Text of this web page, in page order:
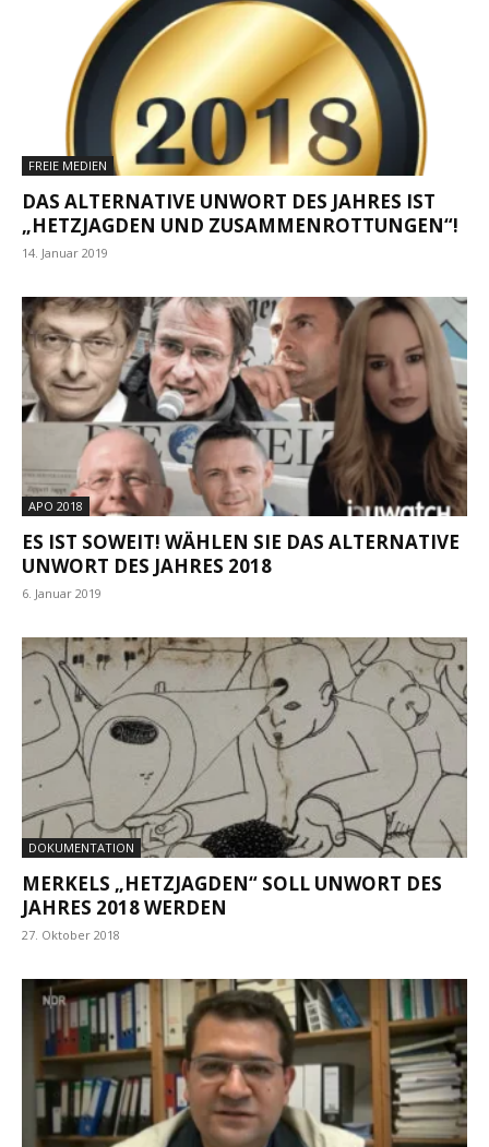
FREIE MEDIEN
DAS ALTERNATIVE UNWORT DES JAHRES IST
„HETZJAGDEN UND ZUSAMMENROTTUNGEN“!
14. Januar 2019
APO 2018
ES IST SOWEIT! WÄHLEN SIE DAS ALTERNATIVE
UNWORT DES JAHRES 2018
6. Januar 2019
DOKUMENTATION
MERKELS „HETZJAGDEN“ SOLL UNWORT DES
JAHRES 2018 WERDEN
27. Oktober 2018